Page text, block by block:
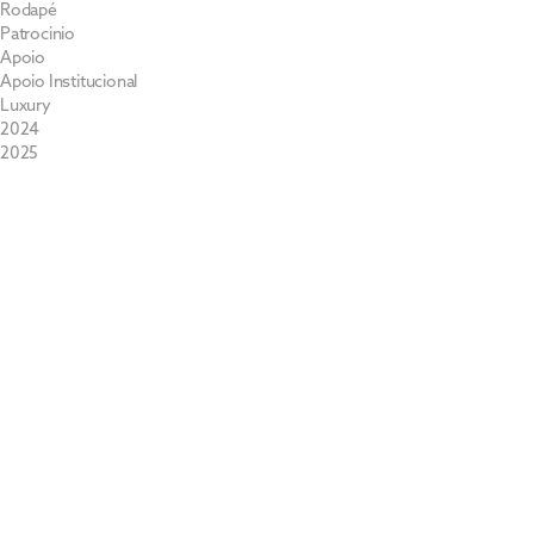
Rodapé
Patrocinio
Apoio
Apoio Institucional
Luxury
2024
2025